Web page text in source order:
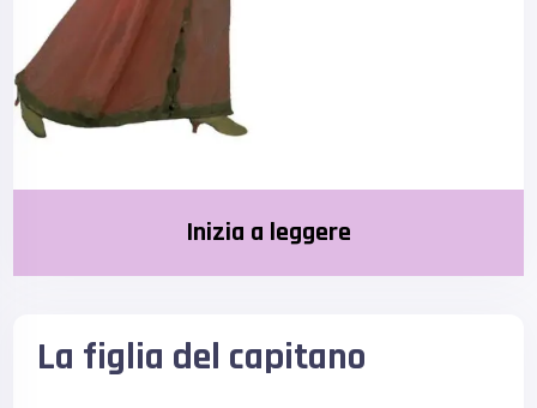
Inizia a leggere
La figlia del capitano